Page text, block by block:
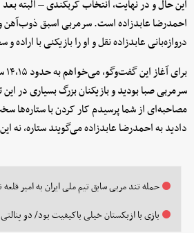
این حال و در نهایت، انتخاب کربکندی – البته بعد
احمدرضا عابدزاده است. سرمربی اسبق ذوب‌آهن
دروازه‌بانی عابدزاده نقل و او را بازیکنی با
سرمربی صبا بودید و بازیکنان بزرگ بسیاری در
مصاحبه‌ای از شما پرسیدم کار کردن با ستاره‌ها
دادید به احمدرضا عابدزاده می‌گویند ستاره، نه
حمله تند مربی سابق تیم ملی ایران به امیر
بازی با ازبکستان خیلی باکیفیت بود/ دو